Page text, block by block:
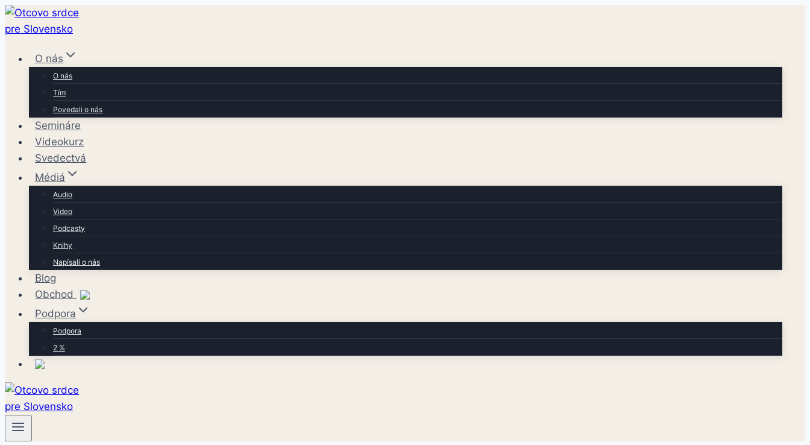
Skip
to
O nás
O nás
Tím
Povedali o nás
Semináre
Videokurz
Svedectvá
Médiá
Audio
Video
Podcasty
Knihy
Napísali o nás
Blog
Obchod
Podpora
Podpora
2 %